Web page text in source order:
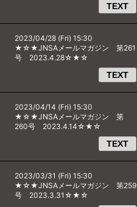
TEXT
2023/04/28 (Fri) 15:30
★☆★JNSAメールマガジン 第261
号 2023.4.28☆★☆
TEXT
2023/04/14 (Fri) 15:30
★☆★JNSAメールマガジン 第
260号 2023.4.14☆★☆
TEXT
2023/03/31 (Fri) 15:30
★☆★JNSAメールマガジン 第259
号 2023.3.31☆★☆